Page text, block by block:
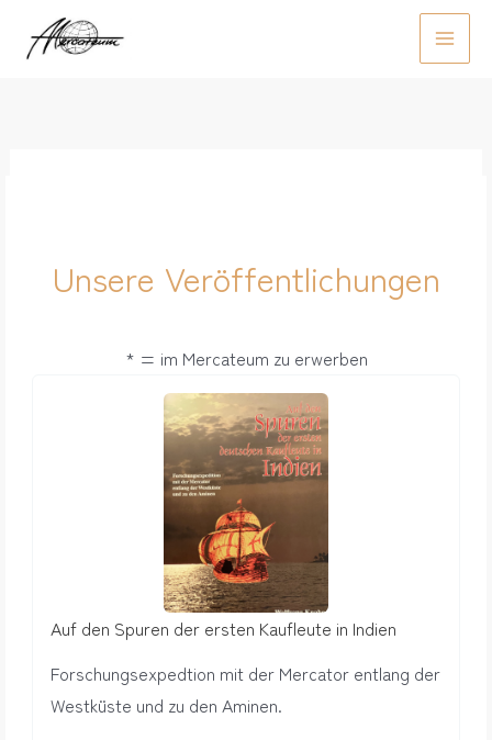
Inhalt
Main
Unsere Veröffentlichungen
* = im Mercateum zu erwerben
Auf den Spuren der ersten Kaufleute in Indien
Forschungsexpedtion mit der Mercator entlang der
Westküste und zu den Aminen.